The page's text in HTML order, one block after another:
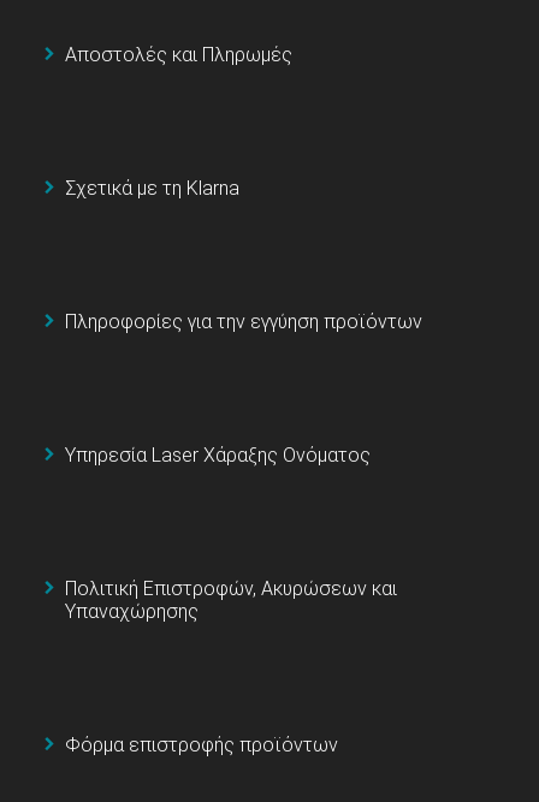
Αποστολές και Πληρωμές
Σχετικά με τη Klarna
Πληροφορίες για την εγγύηση προϊόντων
Υπηρεσία Laser Χάραξης Ονόματος
Πολιτική Επιστροφών, Ακυρώσεων και
Υπαναχώρησης
Φόρμα επιστροφής προϊόντων